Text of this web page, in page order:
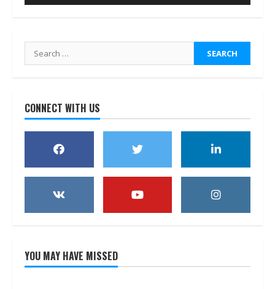
Search
for:
CONNECT WITH US
YOU MAY HAVE MISSED